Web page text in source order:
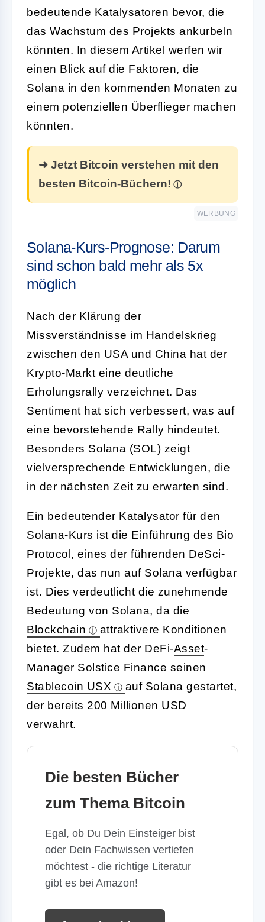
bedeutende Katalysatoren bevor, die
das Wachstum des Projekts ankurbeln
könnten. In diesem Artikel werfen wir
einen Blick auf die Faktoren, die
Solana in den kommenden Monaten zu
einem potenziellen Überflieger machen
könnten.
➜ Jetzt Bitcoin verstehen mit den
besten Bitcoin-Büchern!
WERBUNG
Solana-Kurs-Prognose: Darum
sind schon bald mehr als 5x
möglich
Nach der Klärung der
Missverständnisse im Handelskrieg
zwischen den USA und China hat der
Krypto-Markt eine deutliche
Erholungsrally verzeichnet. Das
Sentiment hat sich verbessert, was auf
eine bevorstehende Rally hindeutet.
Besonders Solana (SOL) zeigt
vielversprechende Entwicklungen, die
in der nächsten Zeit zu erwarten sind.
Ein bedeutender Katalysator für den
Solana-Kurs ist die Einführung des Bio
Protocol, eines der führenden DeSci-
Projekte, das nun auf Solana verfügbar
ist. Dies verdeutlicht die zunehmende
Bedeutung von Solana, da die
Blockchain
attraktivere Konditionen
bietet. Zudem hat der DeFi-Asset-
Manager Solstice Finance seinen
Stablecoin USX
auf Solana gestartet,
der bereits 200 Millionen USD
verwahrt.
Die besten Bücher
zum Thema Bitcoin
Egal, ob Du Dein Einsteiger bist
oder Dein Fachwissen vertiefen
möchtest - die richtige Literatur
gibt es bei Amazon!